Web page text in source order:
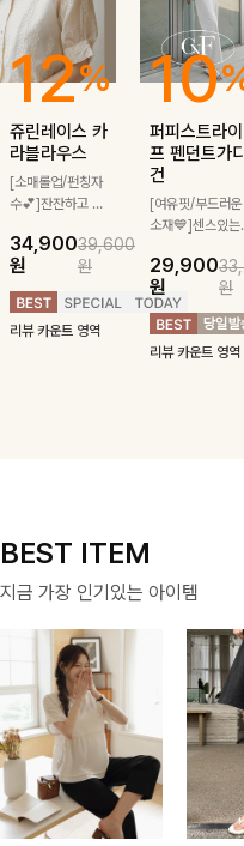
12%
쥬린레이스 카
라블라우스
[소매롤업/펀칭자
수💕]잔잔하고 고
테일이 사랑스러운
블라우스-페미닌
하면서 여리한 무
드로 즐겨지는
ITEM
34,900
원
39,600
원
리뷰 카운트 영역
10
퍼피스트라이
프 펜던트가디
건
[여유핏/부드러운
소재💙]센스있는
귀여운 퍼피 펜던
트로 포인트를 선
사하는 니트 가디
건을 소개할게요
29,900
원
원
리뷰 카운트 영역
BEST ITEM
지금 가장 인기있는 아이템